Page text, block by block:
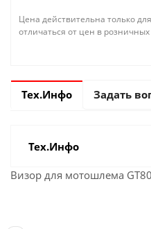
Цена действительна только
отличаться от цен в
Тех.Инфо Задать
Тех.Инфо
Визор для мотошлема